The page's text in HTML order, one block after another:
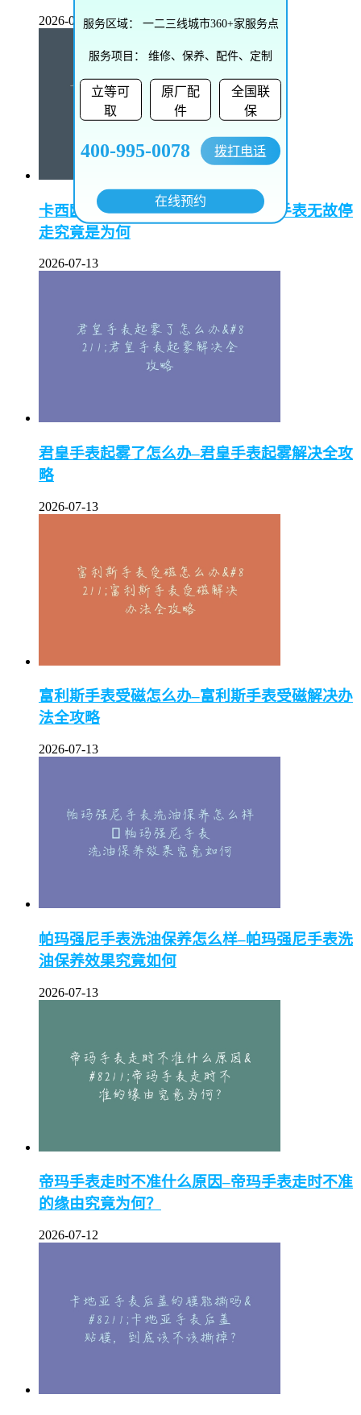
2026-07-13
卡西欧手表偷停是怎么回事–卡西欧手表无故停
走究竟是为何
2026-07-13
君皇手表起雾了怎么办–君皇手表起雾解决全攻
略
2026-07-13
富利斯手表受磁怎么办–富利斯手表受磁解决办
法全攻略
2026-07-13
帕玛强尼手表洗油保养怎么样–帕玛强尼手表洗
油保养效果究竟如何
2026-07-13
帝玛手表走时不准什么原因–帝玛手表走时不准
的缘由究竟为何？
2026-07-12
服务区域： 一二三线城市360+家服务点
服务项目： 维修、保养、配件、定制
立等可
取
原厂配
件
全国联
保
400-995-0078 拨打电话
在线预约